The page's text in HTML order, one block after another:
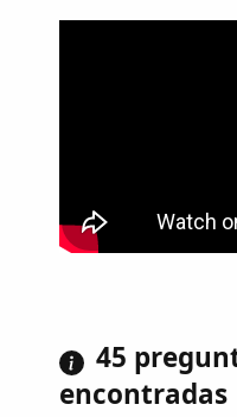
45
encontradas